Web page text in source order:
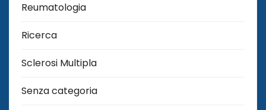
Reumatologia
Ricerca
Sclerosi Multipla
Senza categoria